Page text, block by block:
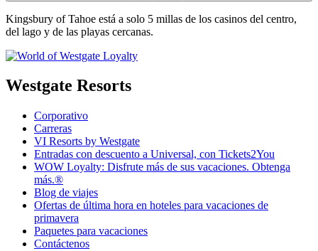
Kingsbury of Tahoe está a solo 5 millas de los casinos del centro,
del lago y de las playas cercanas.
Westgate Resorts
Corporativo
Carreras
VI Resorts by Westgate
Entradas con descuento a Universal, con Tickets2You
WOW Loyalty: Disfrute más de sus vacaciones. Obtenga
más.®
Blog de viajes
Ofertas de última hora en hoteles para vacaciones de
primavera
Paquetes para vacaciones
Contáctenos